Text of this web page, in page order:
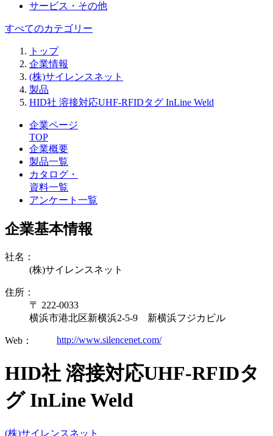
サービス・その他
すべてのカテゴリー
トップ
企業情報
(株)サイレンスネット
製品
HID社 溶接対応UHF-RFIDタグ InLine Weld
企業ページ
TOP
企業概要
製品一覧
カタログ・
資料一覧
アンケート一覧
企業基本情報
社名：
(株)サイレンスネット
住所：
〒 222-0033
横浜市港北区新横浜2-5-9 新横浜フジカビル
Web： http://www.silencenet.com/
HID社 溶接対応UHF-RFIDタ
グ InLine Weld
(株)サイレンスネット